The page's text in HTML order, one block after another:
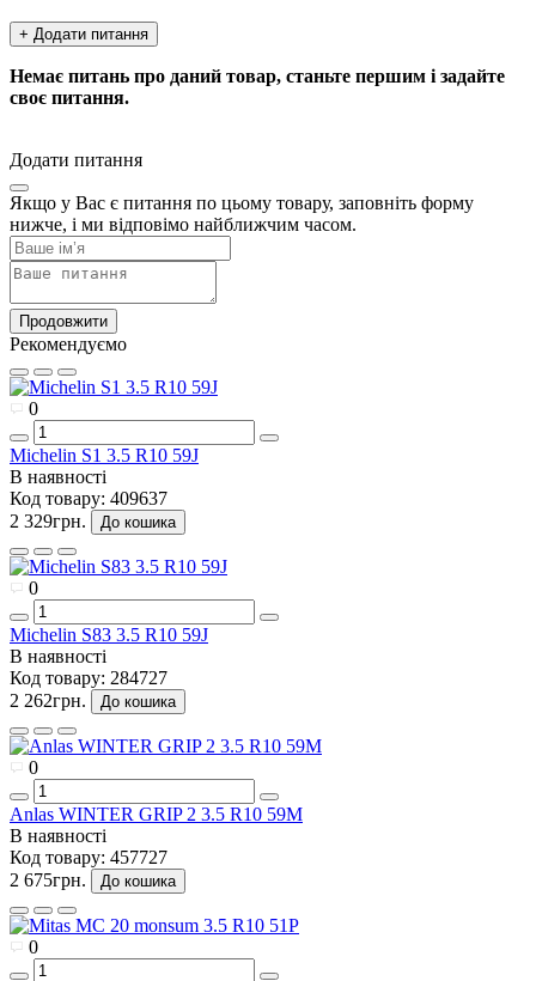
+ Додати питання
Немає питань про даний товар, станьте першим і задайте
своє питання.
Додати питання
Якщо у Вас є питання по цьому товару, заповніть форму
нижче, і ми відповімо найближчим часом.
Продовжити
Рекомендуємо
0
Michelin S1 3.5 R10 59J
В наявності
Код товару: 409637
2 329грн.
До кошика
0
Michelin S83 3.5 R10 59J
В наявності
Код товару: 284727
2 262грн.
До кошика
0
Anlas WINTER GRIP 2 3.5 R10 59M
В наявності
Код товару: 457727
2 675грн.
До кошика
0